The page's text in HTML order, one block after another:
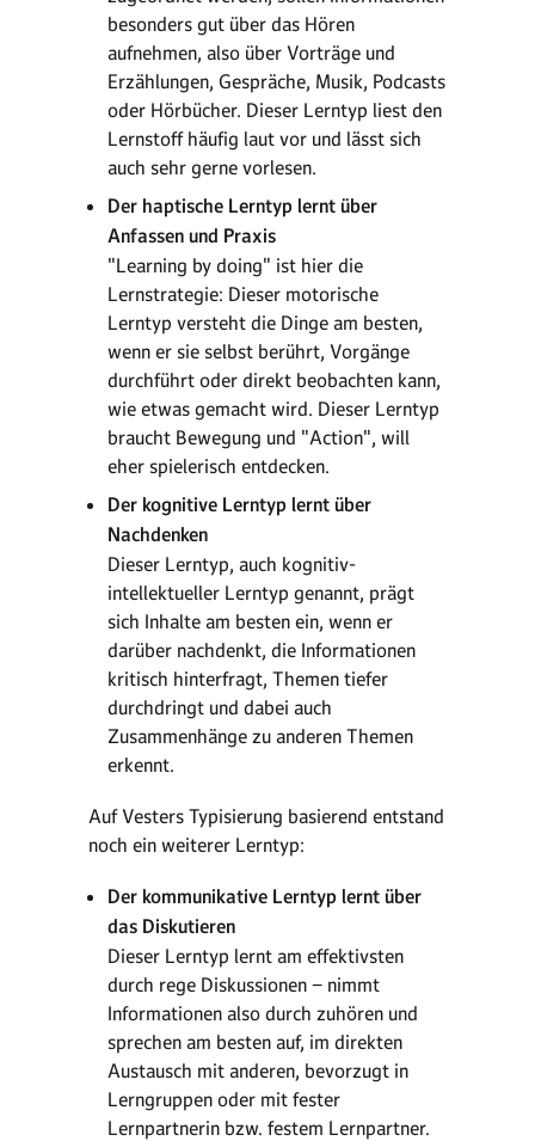
besonders gut über das Hören
aufnehmen, also über Vorträge und
Erzählungen, Gespräche, Musik, Podcasts
oder Hörbücher. Dieser Lerntyp liest den
Lernstoff häufig laut vor und lässt sich
auch sehr gerne vorlesen.
Der haptische Lerntyp lernt über
Anfassen und Praxis
"Learning by doing" ist hier die
Lernstrategie: Dieser motorische
Lerntyp versteht die Dinge am besten,
wenn er sie selbst berührt, Vorgänge
durchführt oder direkt beobachten kann,
wie etwas gemacht wird. Dieser Lerntyp
braucht Bewegung und "Action", will
eher spielerisch entdecken.
Der kognitive Lerntyp lernt über
Nachdenken
Dieser Lerntyp, auch kognitiv-
intellektueller Lerntyp genannt, prägt
sich Inhalte am besten ein, wenn er
darüber nachdenkt, die Informationen
kritisch hinterfragt, Themen tiefer
durchdringt und dabei auch
Zusammenhänge zu anderen Themen
erkennt.
Auf Vesters Typisierung basierend entstand
noch ein weiterer Lerntyp:
Der kommunikative Lerntyp lernt über
das Diskutieren
Dieser Lerntyp lernt am effektivsten
durch rege Diskussionen − nimmt
Informationen also durch zuhören und
sprechen am besten auf, im direkten
Austausch mit anderen, bevorzugt in
Lerngruppen oder mit fester
Lernpartnerin bzw. festem Lernpartner.